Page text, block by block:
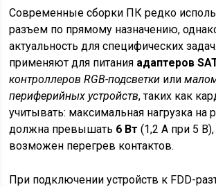
Современные сборки ПК редко
разъем по прямому назначению,
актуальность для специфических
применяют для питания адаптеров
контроллеров RGB-подсветки или
периферийных устройств, таких как
учитывать: максимальная нагрузка на
должна превышать 6 Вт (1,2 А при 5
возможен перегрев контактов.
При подключении устройств к FDD-